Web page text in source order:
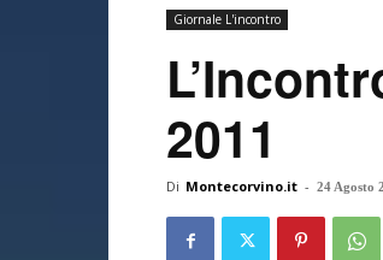
Giornale L'incontro
2011
Di Montecorvino.it - 24 Agosto